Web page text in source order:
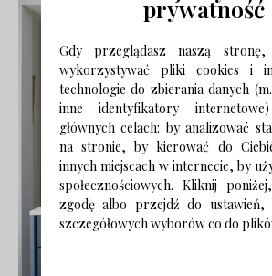
prywatność
Gdy przeglądasz naszą stronę,
wykorzystywać pliki cookies i
technologie do zbierania danych
inne identyfikatory
głównych celach: by analizować
na stronie, by kierować do
innych miejscach w internecie, by
społecznościowych. Kliknij
zgodę albo przejdź do ustawień,
szczegółowych wyborów co do